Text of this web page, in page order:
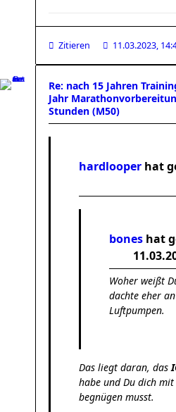
Zitieren 11.03.2023,
Re: nach 15 Jahren
Jahr
Stunden (M50)
hardlooper hat
bones hat
Woher weißt
dachte eher
Luftpumpen.
Das liegt daran, das
habe und Du dich
begnügen musst.